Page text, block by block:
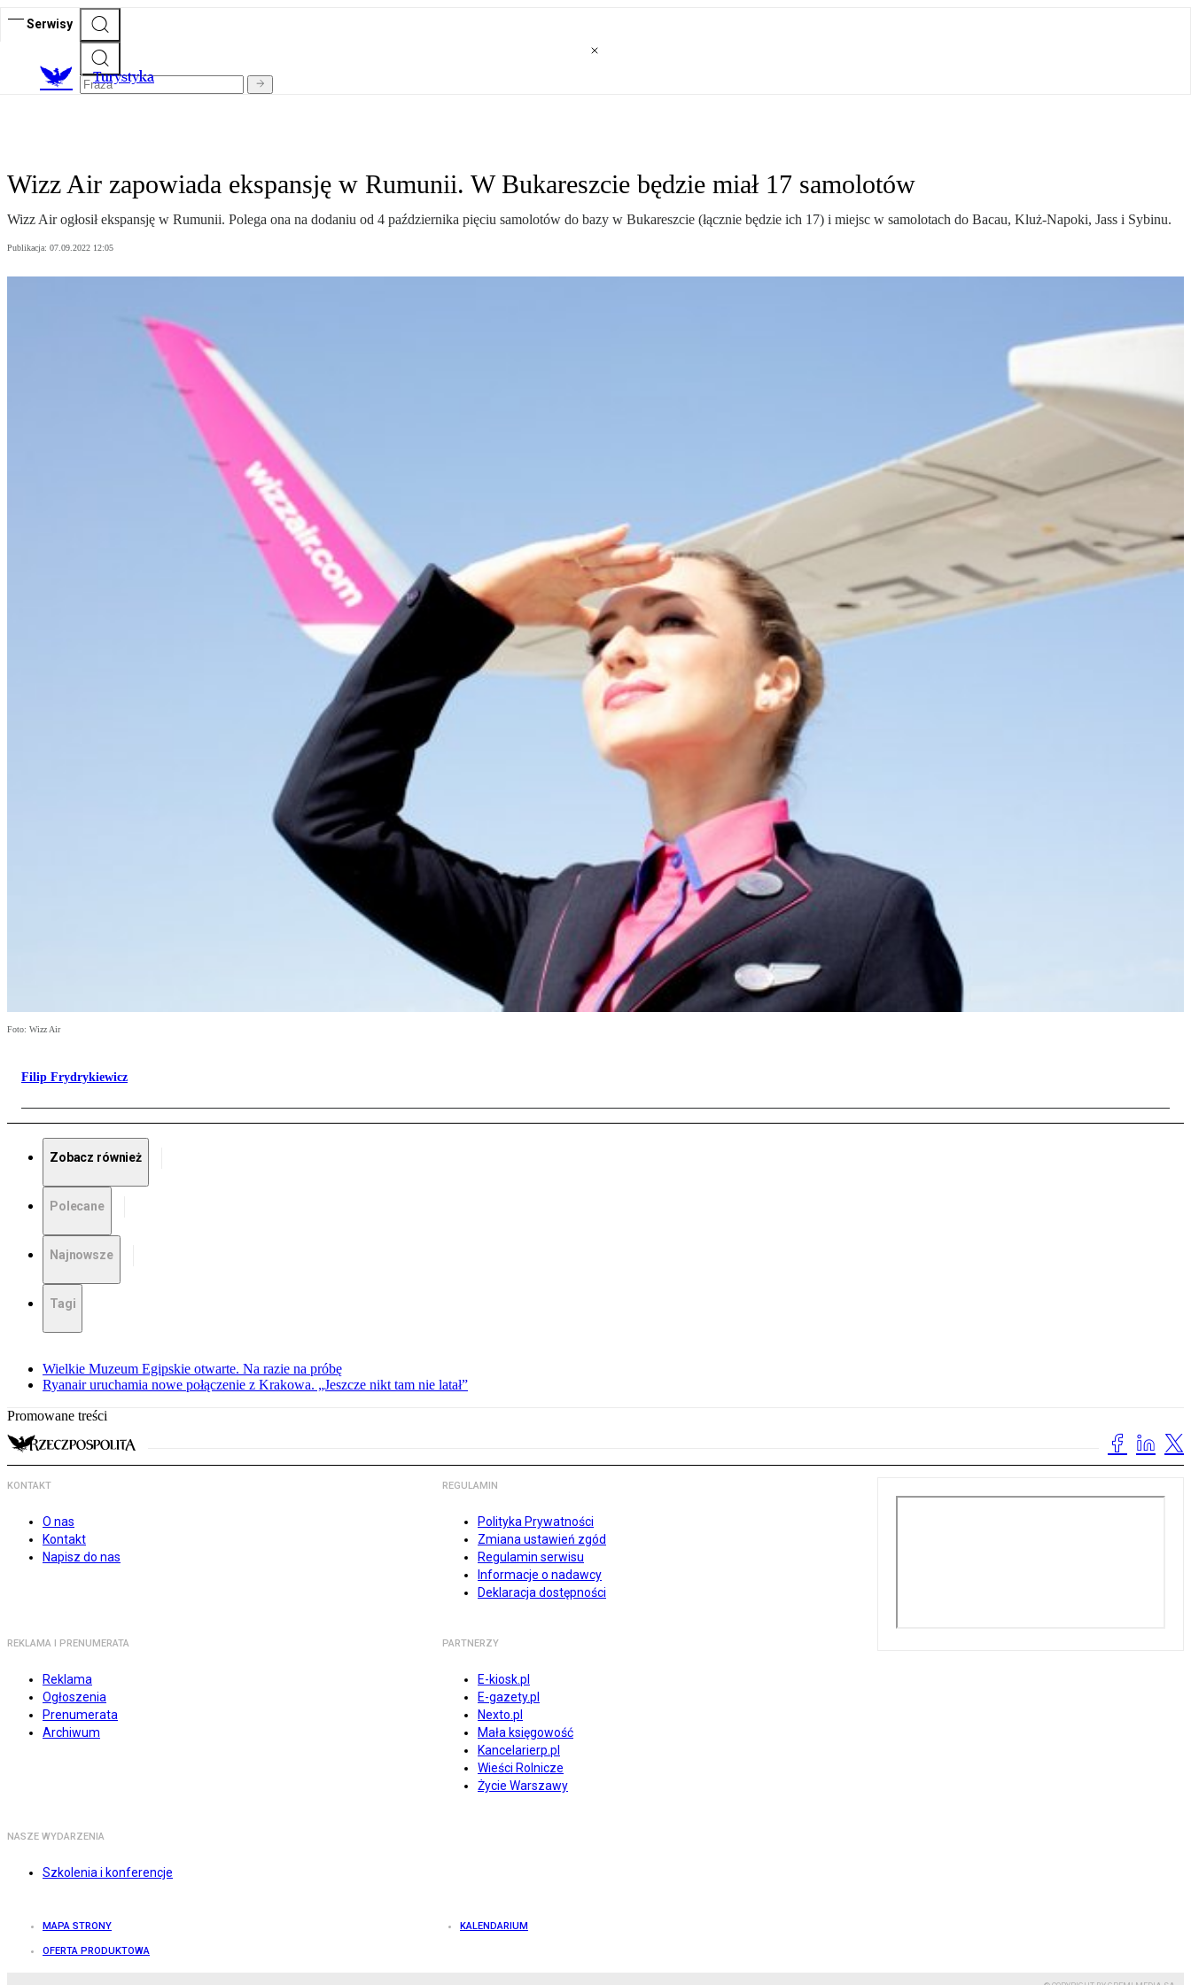
Serwisy
Turystyka
Wizz Air zapowiada ekspansję w Rumunii. W Bukareszcie będzie miał 17 samolotów
Wizz Air ogłosił ekspansję w Rumunii. Polega ona na dodaniu od 4 października pięciu samolotów do bazy w Bukareszcie (łącznie będzie ich 17) i miejsc w samolotach do Bacau, Kluż-Napoki, Jass i Sybinu.
Publikacja: 07.09.2022 12:05
Foto: Wizz Air
Filip Frydrykiewicz
Zobacz również
Polecane
Najnowsze
Tagi
Wielkie Muzeum Egipskie otwarte. Na razie na próbę
Ryanair uruchamia nowe połączenie z Krakowa. „Jeszcze nikt tam nie latał”
Promowane treści
KONTAKT
O nas
Kontakt
Napisz do nas
REGULAMIN
Polityka Prywatności
Zmiana ustawień zgód
Regulamin serwisu
Informacje o nadawcy
Deklaracja dostępności
REKLAMA I PRENUMERATA
Reklama
Ogłoszenia
Prenumerata
Archiwum
PARTNERZY
E-kiosk.pl
E-gazety.pl
Nexto.pl
Mała księgowość
Kancelarierp.pl
Wieści Rolnicze
Życie Warszawy
NASZE WYDARZENIA
Szkolenia i konferencje
MAPA STRONY KALENDARIUM
OFERTA PRODUKTOWA